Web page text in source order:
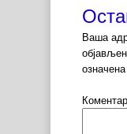
Ваша
означена
Коментар